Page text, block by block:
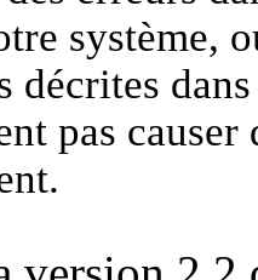
système,
décrites
pas